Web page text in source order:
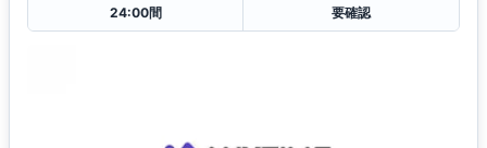
24:00間
要確認